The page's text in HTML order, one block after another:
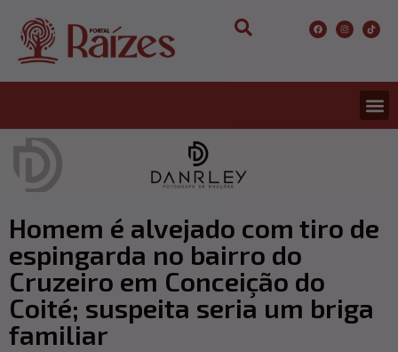
Homem é alvejado com tiro de
espingarda no bairro do
Cruzeiro em Conceição do
Coité; suspeita seria um briga
familiar